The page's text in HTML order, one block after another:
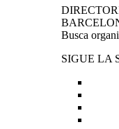
Busca
SIGUE LA